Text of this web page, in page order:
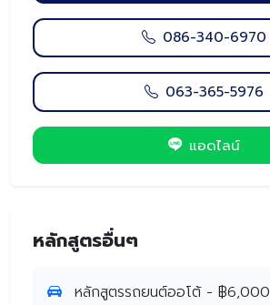
086-340-6970
063-365-5976
แอดไลน์
หลักสูตรอื่นๆ
หลักสูตรรถยนต์ออโต้ - ฿6,000